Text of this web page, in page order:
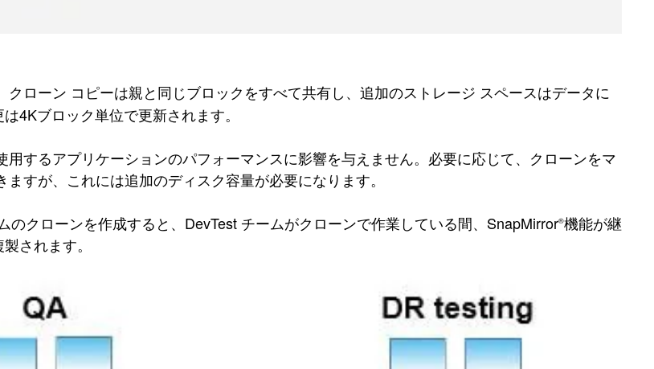
クローン コピーは親と同じブロックをすべて共有し、追加のストレージ スペースはデータに
4Kブロック単位で更新されます。
するアプリケーションのパフォーマンスに影響を与えません。必要に応じて、クローンをマ
すが、これには追加のディスク容量が必要になります。
クローンを作成すると、DevTest チームがクローンで作業している間、SnapMirror®機能が継
されます。